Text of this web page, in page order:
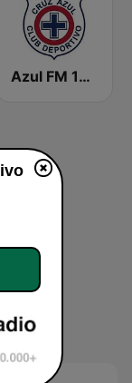
Azul FM 103.9